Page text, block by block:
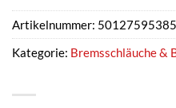
Artikelnummer:
Kategorie: Bremsschläuche &